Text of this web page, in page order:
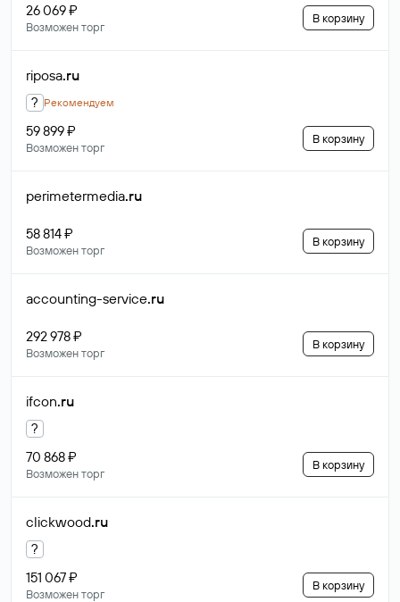
26 069 ₽
Возможен торг
В корзину
riposa.ru
? Рекомендуем
59 899 ₽
Возможен торг
В корзину
perimetermedia.ru
58 814 ₽
Возможен торг
В корзину
accounting-service.ru
292 978 ₽
Возможен торг
В корзину
ifcon.ru
?
70 868 ₽
Возможен торг
В корзину
clickwood.ru
?
151 067 ₽
Возможен торг
В корзину